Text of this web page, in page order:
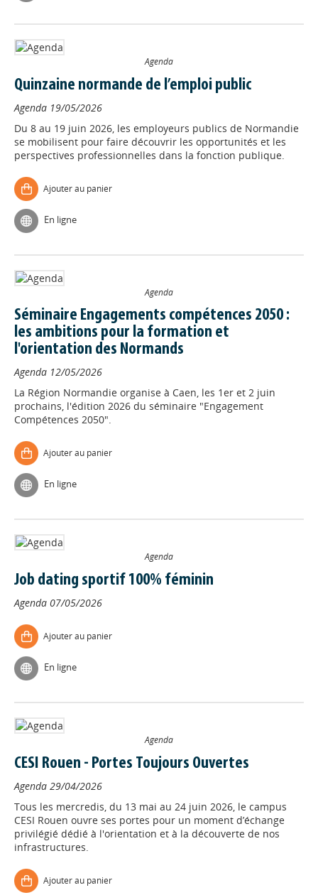
Agenda
Quinzaine normande de l’emploi public
Agenda 19/05/2026
Du 8 au 19 juin 2026, les employeurs publics de Normandie
se mobilisent pour faire découvrir les opportunités et les
perspectives professionnelles dans la fonction publique.
Ajouter au panier
En ligne
Agenda
Séminaire Engagements compétences 2050 :
les ambitions pour la formation et
l'orientation des Normands
Agenda 12/05/2026
La Région Normandie organise à Caen, les 1er et 2 juin
prochains, l'édition 2026 du séminaire "Engagement
Compétences 2050".
Ajouter au panier
En ligne
Agenda
Job dating sportif 100% féminin
Agenda 07/05/2026
Ajouter au panier
En ligne
Agenda
CESI Rouen - Portes Toujours Ouvertes
Agenda 29/04/2026
Tous les mercredis, du 13 mai au 24 juin 2026, le campus
CESI Rouen ouvre ses portes pour un moment d’échange
privilégié dédié à l'orientation et à la découverte de nos
infrastructures.
Ajouter au panier